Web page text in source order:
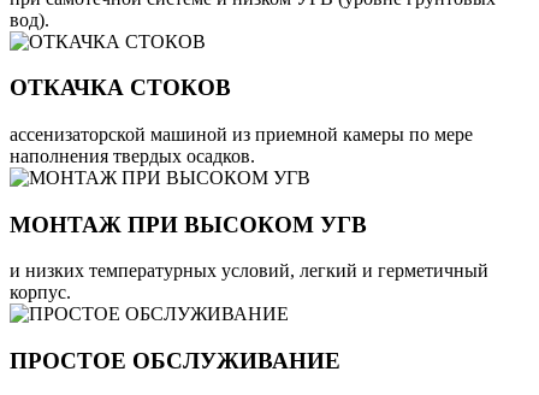
вод).
ОТКАЧКА СТОКОВ
ассенизаторской машиной из приемной камеры по мере
наполнения твердых осадков.
МОНТАЖ ПРИ ВЫСОКОМ УГВ
и низких температурных условий, легкий и герметичный
корпус.
ПРОСТОЕ ОБСЛУЖИВАНИЕ